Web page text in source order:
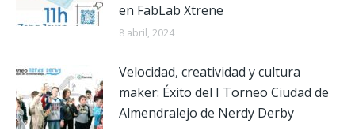
en FabLab Xtrene
8 abril, 2024
Velocidad, creatividad y cultura
maker: Éxito del I Torneo Ciudad de
Almendralejo de Nerdy Derby